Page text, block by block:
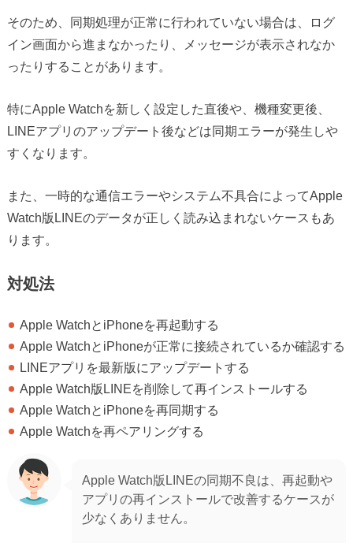
そのため、同期処理が正常に行われていない場合は、ログ
イン画面から進まなかったり、メッセージが表示されなか
ったりすることがあります。
特にApple Watchを新しく設定した直後や、機種変更後、
LINEアプリのアップデート後などは同期エラーが発生しや
すくなります。
また、一時的な通信エラーやシステム不具合によってApple
Watch版LINEのデータが正しく読み込まれないケースもあ
ります。
対処法
Apple WatchとiPhoneを再起動する
Apple WatchとiPhoneが正常に接続されているか確認する
LINEアプリを最新版にアップデートする
Apple Watch版LINEを削除して再インストールする
Apple WatchとiPhoneを再同期する
Apple Watchを再ペアリングする
Apple Watch版LINEの同期不良は、再起動や
アプリの再インストールで改善するケースが
少なくありません。